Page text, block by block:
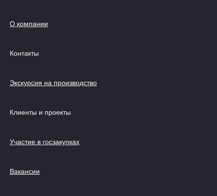
О компании
Контакты
Экскурсия на производство
Клиенты и проекты
Участие в госзакупках
Вакансии